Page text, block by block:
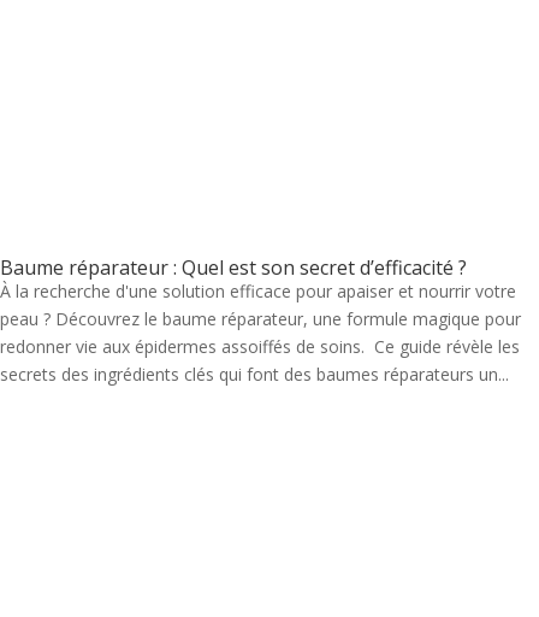
Baume réparateur : Quel est son secret d’efficacité ?
À la recherche d'une solution efficace pour apaiser et nourrir votre
peau ? Découvrez le baume réparateur, une formule magique pour
redonner vie aux épidermes assoiffés de soins. Ce guide révèle les
secrets des ingrédients clés qui font des baumes réparateurs un...